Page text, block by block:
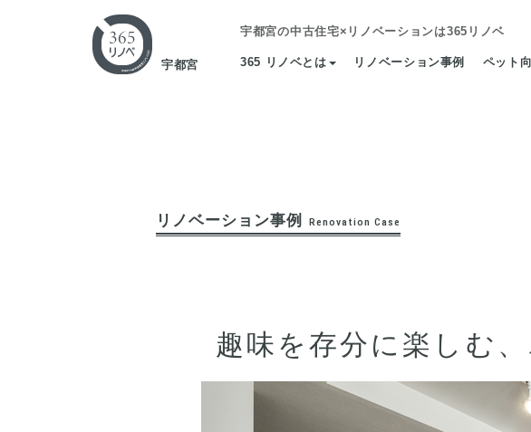
宇都宮
宇都宮の中古住宅×リノベーションは365リノベ
365 リノベとは リノベーション事例 ペット
リノベーション事例 Renovation Case
趣味を存分に楽しむ